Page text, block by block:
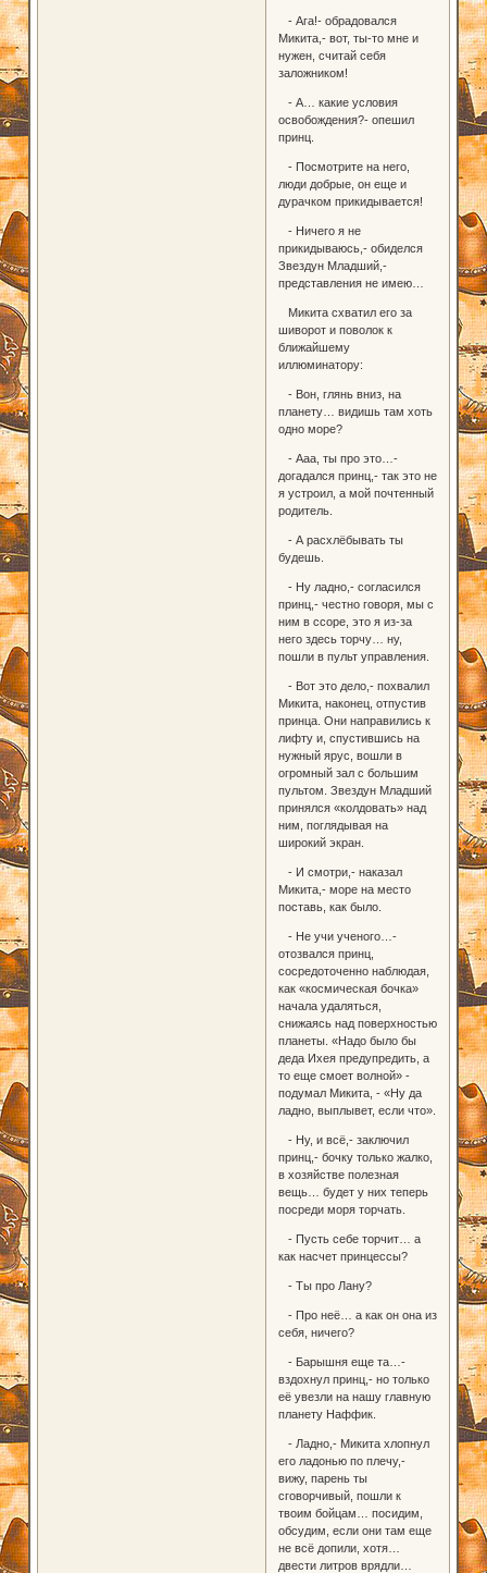
- Ага!- обрадовался
Микита,- вот, ты-то мне и
нужен, считай себя
заложником!
- А… какие условия
освобождения?- опешил
принц.
- Посмотрите на него,
люди добрые, он еще и
дурачком прикидывается!
- Ничего я не
прикидываюсь,- обиделся
Звездун Младший,-
представления не имею…
Микита схватил его за
шиворот и поволок к
ближайшему
иллюминатору:
- Вон, глянь вниз, на
планету… видишь там хоть
одно море?
- Ааа, ты про это…-
догадался принц,- так это не
я устроил, а мой почтенный
родитель.
- А расхлёбывать ты
будешь.
- Ну ладно,- согласился
принц,- честно говоря, мы с
ним в ссоре, это я из-за
него здесь торчу… ну,
пошли в пульт управления.
- Вот это дело,- похвалил
Микита, наконец, отпустив
принца. Они направились к
лифту и, спустившись на
нужный ярус, вошли в
огромный зал с большим
пультом. Звездун Младший
принялся «колдовать» над
ним, поглядывая на
широкий экран.
- И смотри,- наказал
Микита,- море на место
поставь, как было.
- Не учи ученого…-
отозвался принц,
сосредоточенно наблюдая,
как «космическая бочка»
начала удаляться,
снижаясь над поверхностью
планеты. «Надо было бы
деда Ихея предупредить, а
то еще смоет волной» -
подумал Микита, - «Ну да
ладно, выплывет, если что».
- Ну, и всё,- заключил
принц,- бочку только жалко,
в хозяйстве полезная
вещь… будет у них теперь
посреди моря торчать.
- Пусть себе торчит… а
как насчет принцессы?
- Ты про Лану?
- Про неё… а как он она из
себя, ничего?
- Барышня еще та…-
вздохнул принц,- но только
её увезли на нашу главную
планету Наффик.
- Ладно,- Микита хлопнул
его ладонью по плечу,-
вижу, парень ты
сговорчивый, пошли к
твоим бойцам… посидим,
обсудим, если они там еще
не всё допили, хотя…
двести литров врядли…